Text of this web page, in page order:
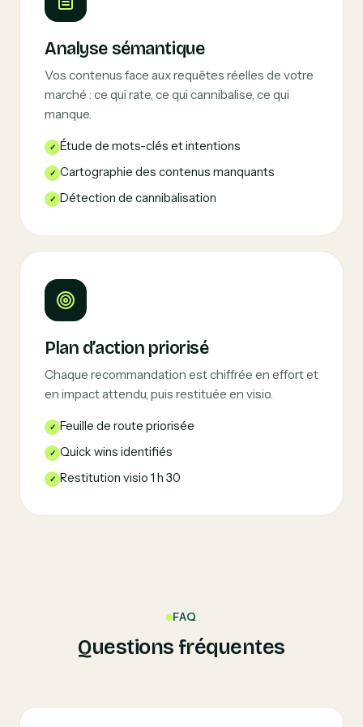
Analyse sémantique
Vos contenus face aux requêtes réelles de votre
marché : ce qui rate, ce qui cannibalise, ce qui
manque.
Étude de mots-clés et intentions
Cartographie des contenus manquants
Détection de cannibalisation
Plan d’action priorisé
Chaque recommandation est chiffrée en effort et
en impact attendu, puis restituée en visio.
Feuille de route priorisée
Quick wins identifiés
Restitution visio 1 h 30
FAQ
Questions fréquentes